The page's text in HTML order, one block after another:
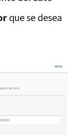
que se desea